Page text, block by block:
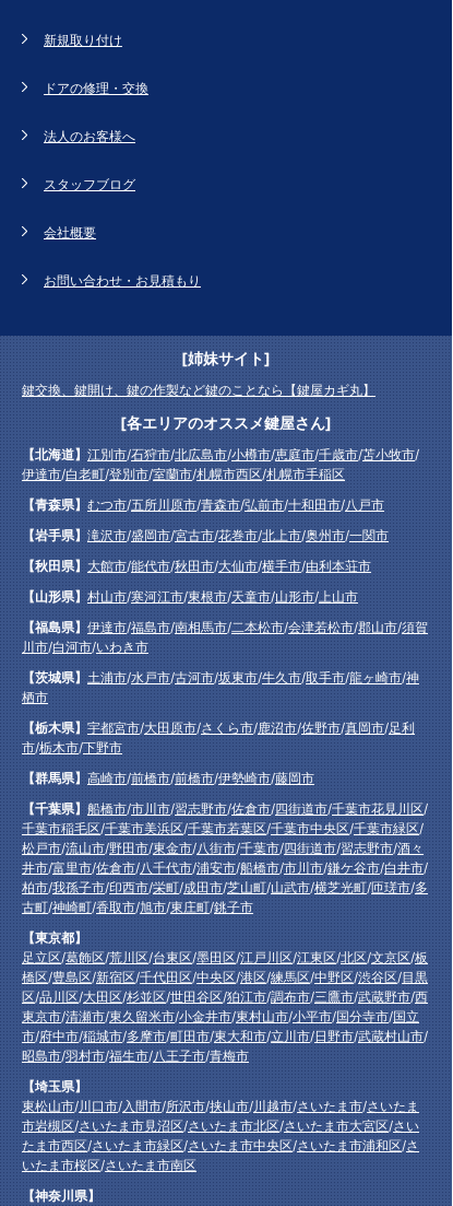
新規取り付け
ドアの修理・交換
法人のお客様へ
スタッフブログ
会社概要
お問い合わせ・お見積もり
[姉妹サイト]
鍵交換、鍵開け、鍵の作製など鍵のことなら【鍵屋カギ丸】
[各エリアのオススメ鍵屋さん]
【北海道】江別市/石狩市/北広島市/小樽市/恵庭市/千歳市/苫小牧市/
伊達市/白老町/登別市/室蘭市/札幌市西区/札幌市手稲区
【青森県】むつ市/五所川原市/青森市/弘前市/十和田市/八戸市
【岩手県】滝沢市/盛岡市/宮古市/花巻市/北上市/奥州市/一関市
【秋田県】大館市/能代市/秋田市/大仙市/横手市/由利本荘市
【山形県】村山市/寒河江市/東根市/天童市/山形市/上山市
【福島県】伊達市/福島市/南相馬市/二本松市/会津若松市/郡山市/須賀
川市/白河市/いわき市
【茨城県】土浦市/水戸市/古河市/坂東市/牛久市/取手市/龍ヶ崎市/神
栖市
【栃木県】宇都宮市/大田原市/さくら市/鹿沼市/佐野市/真岡市/足利
市/栃木市/下野市
【群馬県】高崎市/前橋市/前橋市/伊勢崎市/藤岡市
【千葉県】船橋市/市川市/習志野市/佐倉市/四街道市/千葉市花見川区/
千葉市稲毛区/千葉市美浜区/千葉市若葉区/千葉市中央区/千葉市緑区/
松戸市/流山市/野田市/東金市/八街市/千葉市/四街道市/習志野市/酒々
井市/富里市/佐倉市/八千代市/浦安市/船橋市/市川市/鎌ケ谷市/白井市/
柏市/我孫子市/印西市/栄町/成田市/芝山町/山武市/横芝光町/匝瑳市/多
古町/神崎町/香取市/旭市/東庄町/銚子市
【東京都】
足立区/葛飾区/荒川区/台東区/墨田区/江戸川区/江東区/北区/文京区/板
橋区/豊島区/新宿区/千代田区/中央区/港区/練馬区/中野区/渋谷区/目黒
区/品川区/大田区/杉並区/世田谷区/狛江市/調布市/三鷹市/武蔵野市/西
東京市/清瀬市/東久留米市/小金井市/東村山市/小平市/国分寺市/国立
市/府中市/稲城市/多摩市/町田市/東大和市/立川市/日野市/武蔵村山市/
昭島市/羽村市/福生市/八王子市/青梅市
【埼玉県】
東松山市/川口市/入間市/所沢市/挟山市/川越市/さいたま市/さいたま
市岩槻区/さいたま市見沼区/さいたま市北区/さいたま市大宮区/さい
たま市西区/さいたま市緑区/さいたま市中央区/さいたま市浦和区/さ
いたま市桜区/さいたま市南区
【神奈川県】